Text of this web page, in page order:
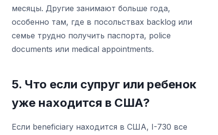
месяцы. Другие занимают больше года,
особенно там, где в посольствах backlog или
семье трудно получить паспорта, police
documents или medical appointments.
5. Что если супруг или ребенок
уже находится в США?
Если beneficiary находится в США, I-730 все